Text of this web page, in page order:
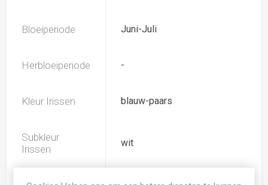
Bloeiperiode Juni-Juli
Herbloeiperiode -
Kleur Irissen blauw-paars
Subkleur
Irissen
wit